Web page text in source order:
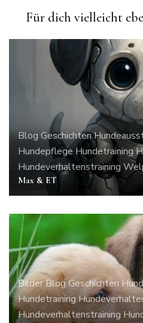
Für dich vielleicht
BlogGeschichten
Hundepflege Hundetraining
Hundeverhaltenstraining
Max & ET
BilderBlogGeschichten
Hundetraining
Hundeverhaltenstraining